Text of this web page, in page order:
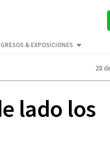
& EXPOSICIONES
28
lado los